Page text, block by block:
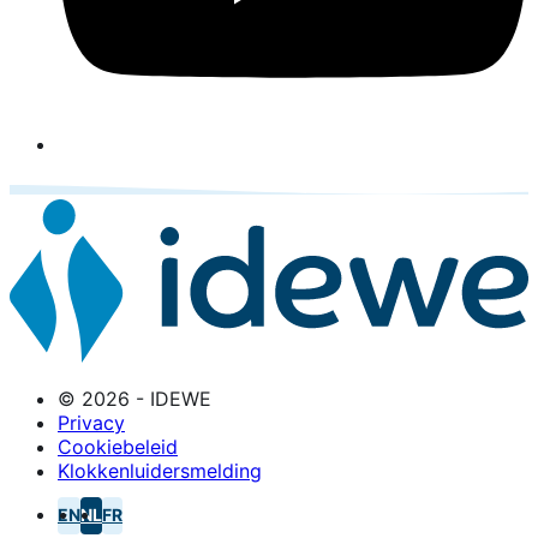
© 2026 - IDEWE
Privacy
Cookiebeleid
Klokkenluidersmelding
ENNLFR